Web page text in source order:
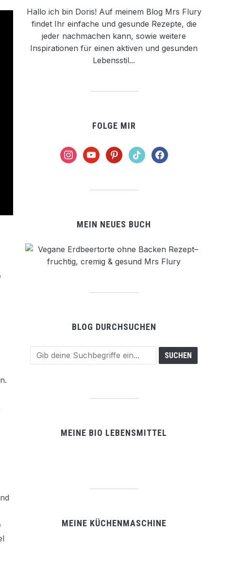
Hallo ich bin Doris! Auf meinem Blog Mrs Flury
findet Ihr einfache und gesunde Rezepte, die
jeder nachmachen kann, sowie weitere
Inspirationen für einen aktiven und gesunden
Lebensstil...
FOLGE MIR
instagramyoutubepinteresttiktok facebook
MEIN NEUES BUCH
BLOG DURCHSUCHEN
MEINE BIO LEBENSMITTEL
MEINE KÜCHENMASCHINE